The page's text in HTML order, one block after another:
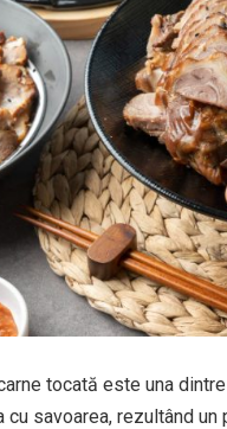
tocată este una
cu savoarea, rezultând